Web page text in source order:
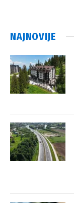
NAJNOVIJE